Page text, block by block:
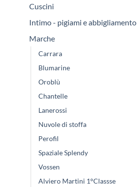
Cuscini
Intimo - pigiami e abbigliamento
Marche
Carrara
Blumarine
Oroblù
Chantelle
Lanerossi
Nuvole di stoffa
Perofil
Spaziale Splendy
Vossen
Alviero Martini 1°Classse